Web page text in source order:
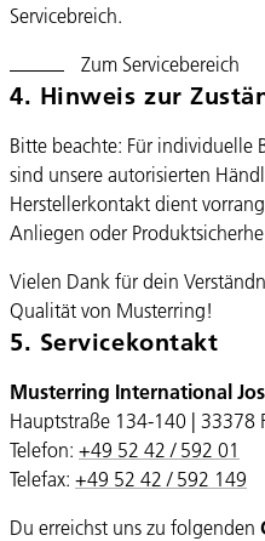
Servicebreich.
Zum Servicebereich
4. Hinweis zur
Bitte beachte: Für individuelle
sind unsere autorisierten
Herstellerkontakt dient
Anliegen oder
Vielen Dank für dein
Qualität von Musterring!
5. Servicekontakt
Musterring International
Hauptstraße 134-140 | 33378
Telefon: +49 52 42 / 592 01
Telefax: +49 52 42 / 592 149
Du erreichst uns zu folgenden